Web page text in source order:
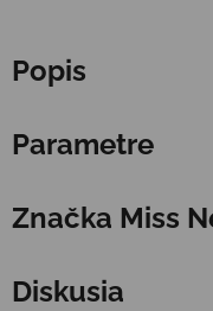
Popis
Parametre
Značka Miss
Diskusia